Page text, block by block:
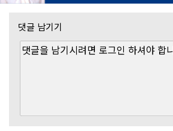
댓글 남기기